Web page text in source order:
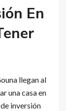
En
llegan al
una casa en
inversión